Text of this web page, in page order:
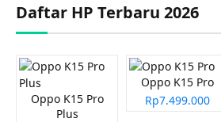
Daftar HP Terbaru 2026
Oppo K15 Pro
Plus
Oppo K15 Pro
Rp7.499.000